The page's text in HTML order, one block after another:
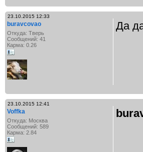
23.10.2015 12:33
buravcovao
Откуда: Тверь
Сообщений: 41
Карма: 0.26
Да
23.10.2015 12:41
Voffka
Откуда: Москва
Сообщений: 589
Карма: 2.84